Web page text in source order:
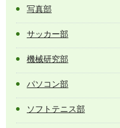
写真部
サッカー部
機械研究部
パソコン部
ソフトテニス部